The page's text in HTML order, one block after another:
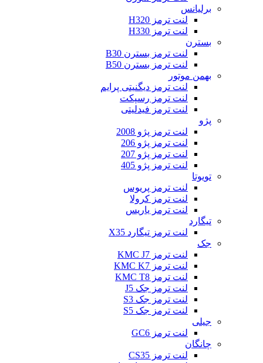
برلیانس
لنت ترمز H320
لنت ترمز H330
بسترن
لنت ترمز بسترن B30
لنت ترمز بسترن B50
بهمن موتور
لنت ترمز دیگنیتی پرایم
لنت ترمز رسپکت
لنت ترمز فیدلیتی
پژو
لنت ترمز پژو 2008
لنت ترمز پژو 206
لنت ترمز پژو 207
لنت ترمز پژو 405
تویوتا
لنت ترمز پریوس
لنت ترمز کرولا
لنت ترمز یاریس
تیگارد
لنت ترمز تیگارد X35
جک
لنت ترمز KMC J7
لنت ترمز KMC K7
لنت ترمز KMC T8
لنت ترمز جک J5
لنت ترمز جک S3
لنت ترمز جک S5
جیلی
لنت ترمز GC6
چانگان
لنت ترمز CS35